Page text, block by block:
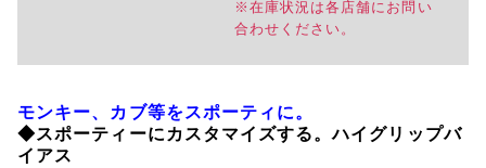
※在庫状況は各店舗にお問い
合わせください。
モンキー、カブ等をスポーティに。
◆スポーティーにカスタマイズする。ハイグリップバ
イアス